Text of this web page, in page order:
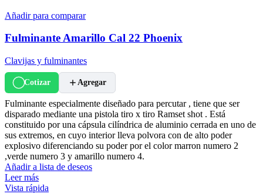
Añadir para comparar
Fulminante Amarillo Cal 22 Phoenix
Clavijas y fulminantes
Cotizar Agregar
Fulminante especialmente diseñado para percutar , tiene que ser
disparado mediante una pistola tiro x tiro Ramset shot . Está
constituido por una cápsula cilíndrica de aluminio cerrada en uno de
sus extremos, en cuyo interior lleva polvora con de alto poder
explosivo diferenciando su poder por el color marron numero 2
,verde numero 3 y amarillo numero 4.
Añadir a lista de deseos
Leer más
Vista rápida